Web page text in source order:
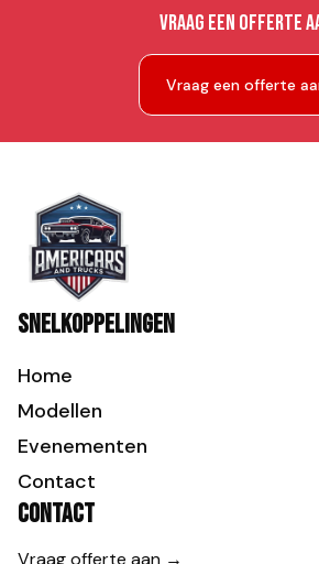
Vraag een offerte
Vraag een offerte
Snelkoppelingen
Home
Modellen
Evenementen
Contact
Contact
Vraag offerte aan →